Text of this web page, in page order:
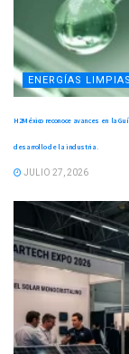
ENERGÍAS LIMPIAS
H2México reconoce avances en la
desarrollo de la industria.
JULIO 27, 2026